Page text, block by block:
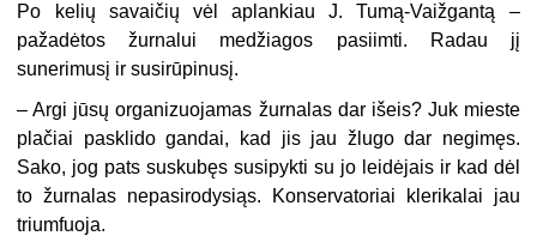
Po kelių savaičių vėl aplankiau J. Tumą-Vaižgantą –
pažadėtos žurnalui medžiagos pasiimti. Radau jį
sunerimusį ir susirūpinusį.
– Argi jūsų organizuojamas žurnalas dar išeis? Juk mieste
plačiai pasklido gandai, kad jis jau žlugo dar negimęs.
Sako, jog pats suskubęs susipykti su jo leidėjais ir kad dėl
to žurnalas nepasirodysiąs. Konservatoriai klerikalai jau
triumfuoja.